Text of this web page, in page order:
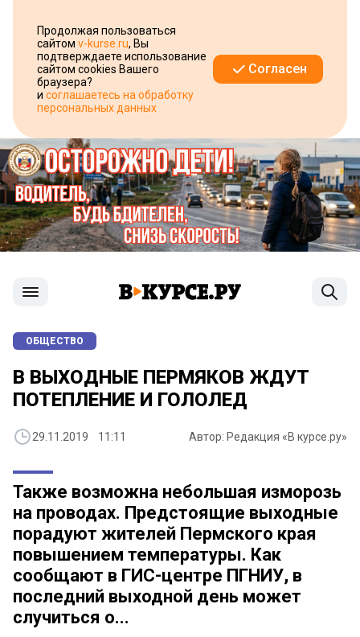
Продолжая пользоваться
сайтом v-kurse.ru, Вы
подтверждаете использование
сайтом cookies Вашего
браузера?
и соглашаетесь на обработку
персональных данных
Согласен
ОБЩЕСТВО
В ВЫХОДНЫЕ ПЕРМЯКОВ ЖДУТ
ПОТЕПЛЕНИЕ И ГОЛОЛЕД
29.11.2019 11:11 Автор: Редакция «В курсе.ру»
Также возможна небольшая изморозь
на проводах. Предстоящие выходные
порадуют жителей Пермского края
повышением температуры. Как
сообщают в ГИС-центре ПГНИУ, в
последний выходной день может
случиться о...